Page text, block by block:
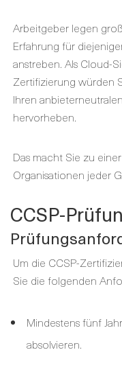
Arbeitgeber legen
Erfahrung für
anstreben. Als Cloud-
Zertifizierung würden
Ihren
hervorheben.
Das macht Sie zu
Organisationen jeder
CCSP-
Um die CCSP-
Sie die folgenden
Mindestens fünf
absolvieren.